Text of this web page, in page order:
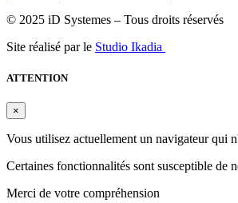
© 2025 iD Systemes – Tous droits réservés
Site réalisé par le Studio Ikadia
ATTENTION
×
Vous utilisez actuellement un navigateur qui
Certaines fonctionnalités sont susceptible de
Merci de votre compréhension